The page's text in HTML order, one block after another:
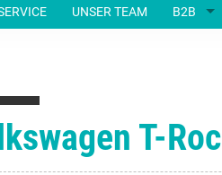
UNSER TEAM B2B
T-Roc